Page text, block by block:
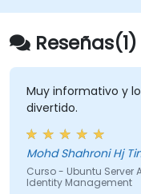
Utilizar las
OpenStack)
en Ubuntu
y los
Aprender a
correo
servidores
Reseñas(1)
Muy informativo y
divertido.
Mohd Shahroni Hj
Curso - Ubuntu
Identity Management